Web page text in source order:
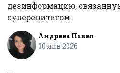
дезинформацию,
суверенитетом.
Андрееа Павел
30 янв 2026